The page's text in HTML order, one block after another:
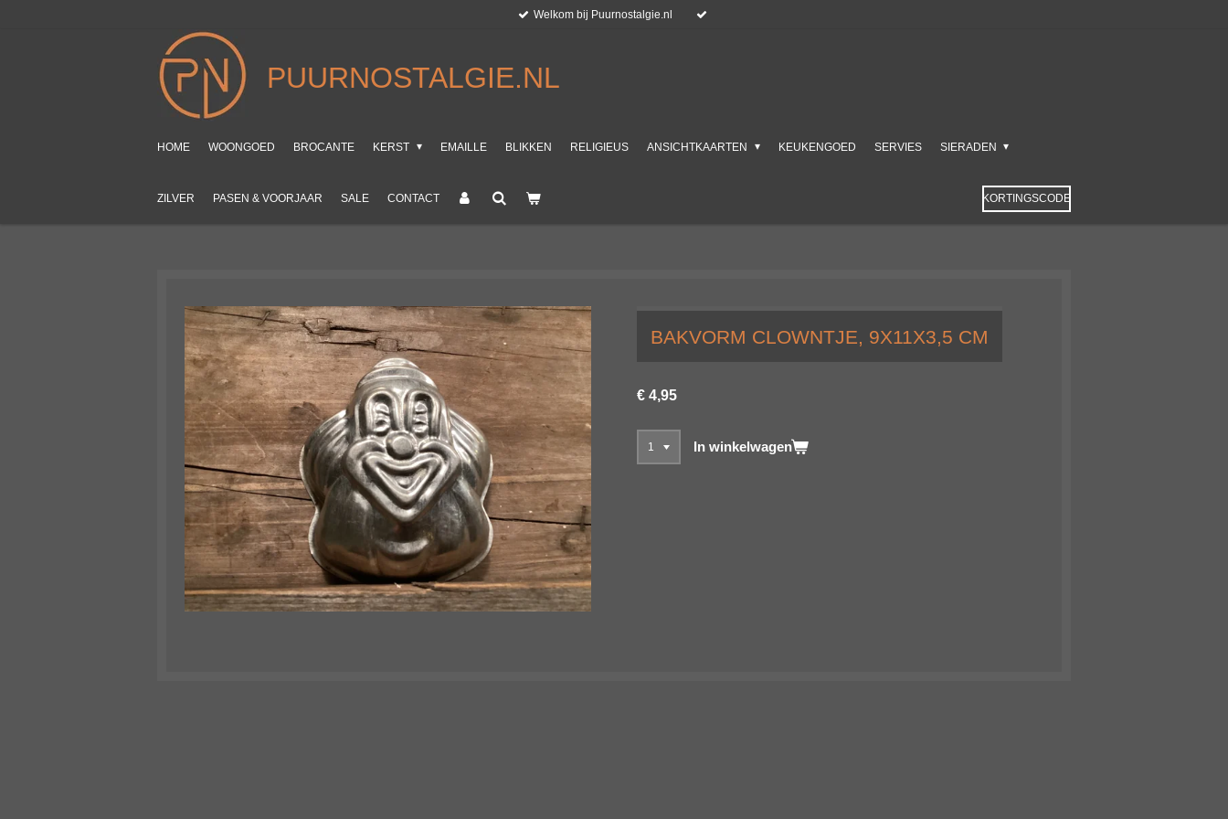
Welkom bij Puurnostalgie.nl
PUURNOSTALGIE.NL
HOME WOONGOED BROCANTE KERST EMAILLE BLIKKEN RELIGIEUS ANSICHTKAARTEN KEUKENGOED SERVIES SIERADEN
ZILVER PASEN & VOORJAAR SALE CONTACT KORTINGSCODE
BAKVORM CLOWNTJE, 9X11X3,5 CM
€ 4,95
In winkelwagen